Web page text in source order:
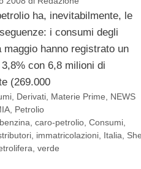
ha, inevitabilmente, le
i consumi degli
maggio hanno registrato un
con 6,8 milioni di
(269.000
Derivati Materie Prime
NEWS
, Petrolio
benzina ,caro-petrolio ,Consumi
, immatricolazioni, Italia
verde